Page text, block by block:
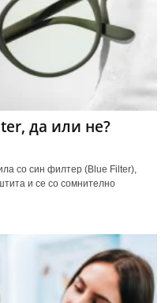
да или не?
со син филтер (Blue Filter),
и се со сомнително